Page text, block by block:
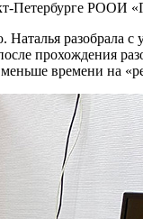
РООИ
разобрала
прохождения
времени на